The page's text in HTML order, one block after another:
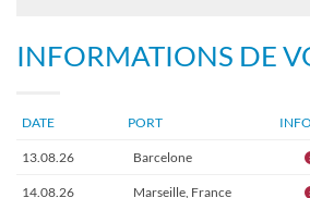
INFORMATIONS DE
DATE PORT INFO
13.08.26 Barcelone
14.08.26 Marseille, France